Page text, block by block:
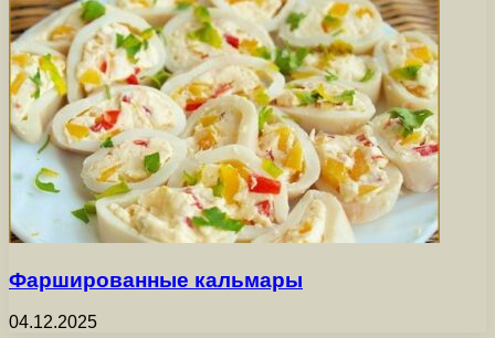
Фаршированные кальмары
04.12.2025